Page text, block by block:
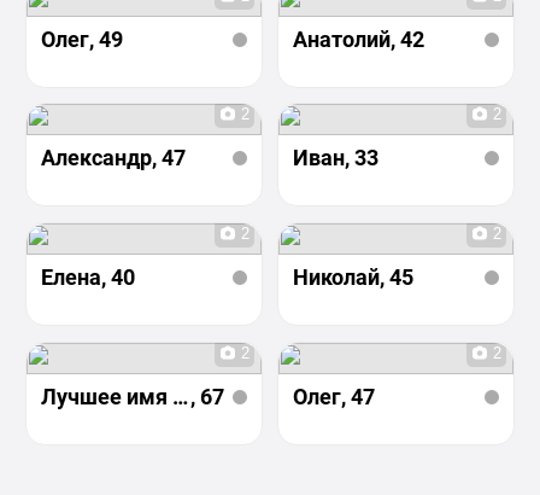
Олег, 49 Анатолий, 42
2
Александр, 47
2
Иван, 33
2
Елена, 40
2
Николай, 45
2
Лучшее имя на свете, 67
2
Олег, 47